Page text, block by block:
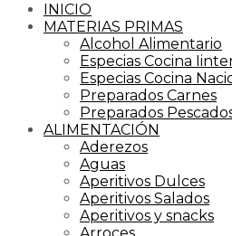
INICIO
MATERIAS PRIMAS
Alcohol Alimentario
Especias Cocina
Especias Cocina
Preparados Carnes
Preparados
ALIMENTACIÓN
Aderezos
Aguas
Aperitivos Dulces
Aperitivos Salados
Aperitivos y snacks